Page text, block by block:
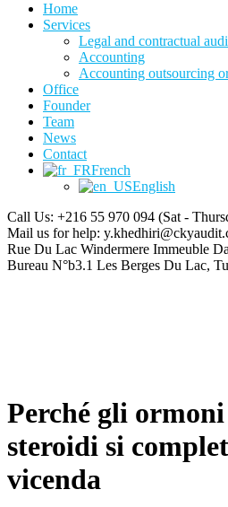
Home
Services
Legal and contractual
Accounting
Accounting outsourcing
Office
Founder
Team
News
Contact
French
English
Call Us: +216 55 970 094 (Sat -
Mail us for help:
Rue Du Lac Windermere Immeuble
Bureau N°b3.1 Les Berges Du Lac,
Perché gli
steroidi si
vicenda